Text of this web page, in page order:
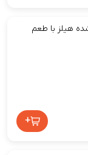
هیلز با طعم
+